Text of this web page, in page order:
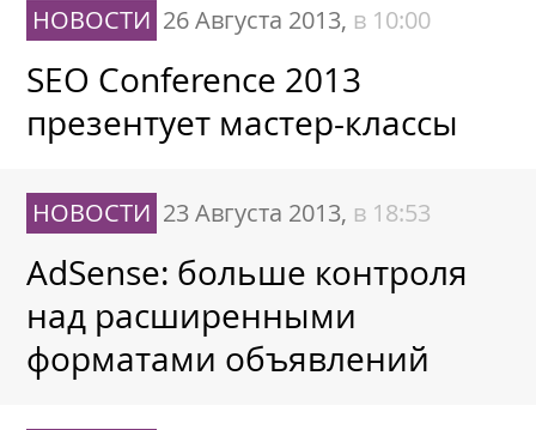
НОВОСТИ 26 Августа 2013, в 10:00
SEO Conference 2013
презентует мастер-классы
НОВОСТИ 23 Августа 2013, в 18:53
AdSense: больше контроля
над расширенными
форматами объявлений